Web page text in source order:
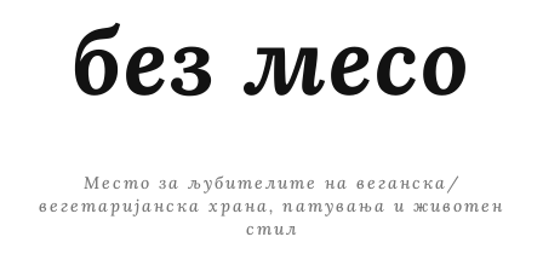
без месо
Место за љубителите на веганска/
вегетаријанска храна, патувања и животен
стил